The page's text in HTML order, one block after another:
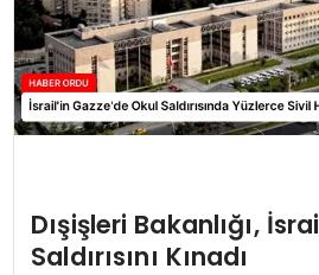
SPOR
YAŞAM
Dışişleri Bakanlığı,
Saldırısını Kınadı